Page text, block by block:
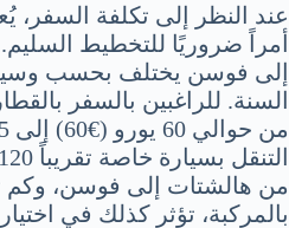
عند النظر إلى تكلفة السفر،
أمراً ضروريًا للتخطيط
إلى فوسن يختلف بحسب
السنة. للراغبين بالسفر
من هالشتات إلى فوسن،
بالمركبة، تؤثر كذلك في